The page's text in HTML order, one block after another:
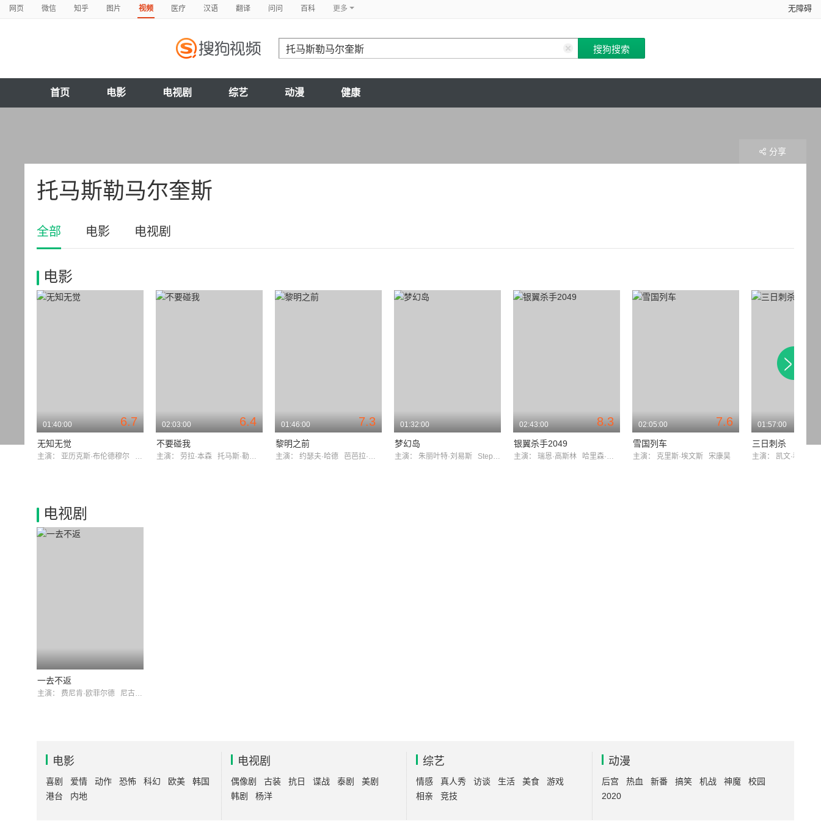
网页 微信 知乎 图片 视频 医疗 汉语 翻译 问问 百科 更多 无障碍
首页 电影 电视剧 综艺 动漫 健康
托马斯勒马尔奎斯
分享
全部 电影 电视剧
电影
6.7
01:40:00
无知无觉
主演： 亚历克斯·布伦德穆尔 托马斯·勒马尔奎斯
6.4
02:03:00
不要碰我
主演： 劳拉·本森 托马斯·勒马尔奎斯
7.3
01:46:00
黎明之前
主演： 约瑟夫·哈德 芭芭拉·苏科瓦
01:32:00
梦幻岛
主演： 朱丽叶特·刘易斯 StephenMcHattie
8.3
02:43:00
银翼杀手2049
主演： 瑞恩·高斯林 哈里森·福特
7.6
02:05:00
雪国列车
主演： 克里斯·埃文斯 宋康昊
01:57:00
三日刺杀
主演： 凯文·科斯
电视剧
一去不返
主演： 费尼肯·欧菲尔德 尼古拉斯·迪佛休尔
电影
喜剧 爱情 动作 恐怖 科幻 欧美
韩国
港台
内地
电视剧
偶像剧 古装 抗日 谍战 泰剧
美剧
韩剧
杨洋
综艺
情感 真人秀 访谈 生活 美食
游戏
相亲
竞技
动漫
后宫 热血 新番 搞笑 机战 神魔
校园
2020